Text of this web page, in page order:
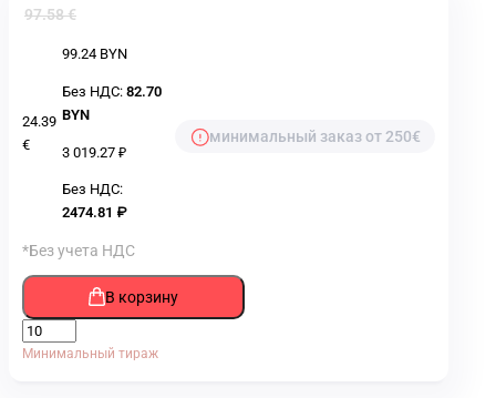
24.39
€
99.24 BYN
Без НДС: 82.70
BYN
3 019.27 ₽
Без НДС:
2474.81 ₽
минимальный заказ от 250€
97.58 €
*Без учета НДС
В корзину
Минимальный тираж